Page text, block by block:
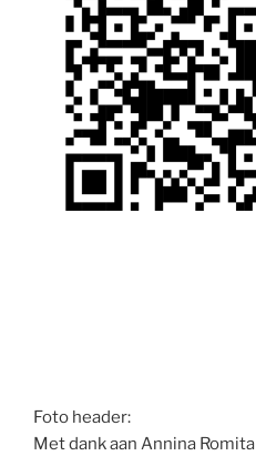
Foto header:
Met dank aan Annina Romita